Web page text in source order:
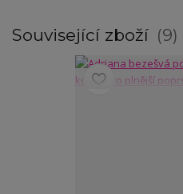
Související zboží 9